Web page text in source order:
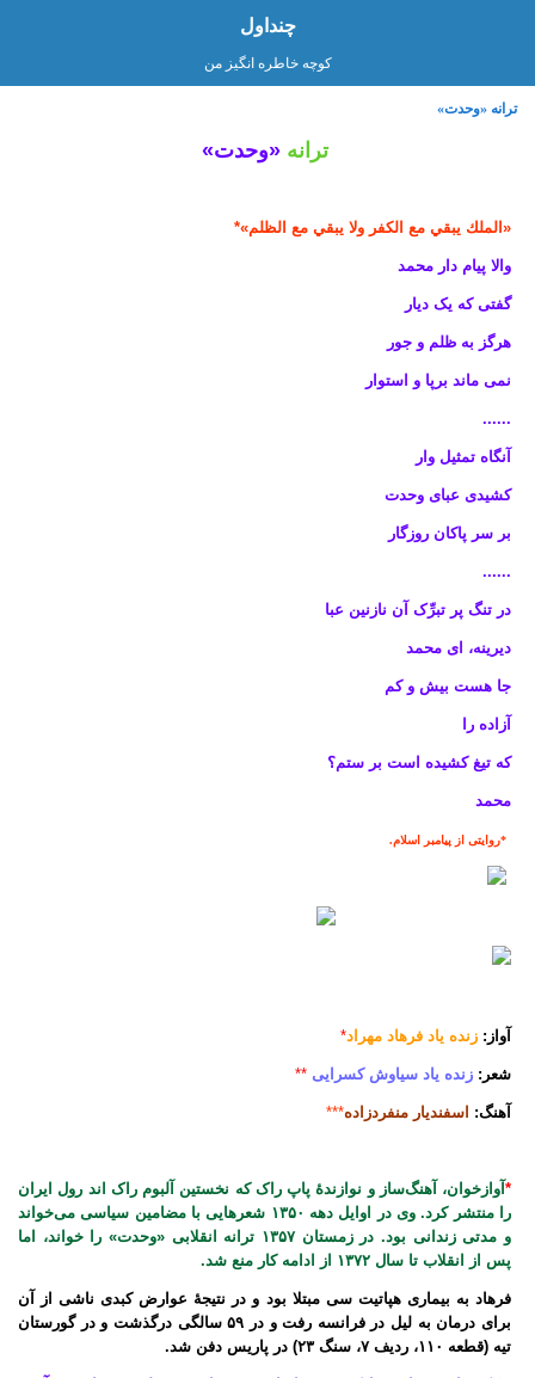
چنداول
کوچه خاطره انگیز من
ترانه «وحدت»
ترانه «وحدت»
«الملك يبقي مع الكفر ولا يبقي مع الظلم»*
والا پیام دار محمد
گفتی که یک دیار
هرگز به ظلم و جور
نمی ماند برپا و استوار
......
آنگاه تمثیل وار
کشیدی عبای وحدت
بر سر پاکان روزگار
......
در تنگ پر تبرِّک آن نازنین عبا
دیرینه، ای محمد
جا هست بیش و کم
آزاده را
که تیغ کشیده است بر ستم؟
محمد
*روایتی از پیامبر اسلام.
آواز: زنده یاد فرهاد مهراد*
شعر: زنده یاد سیاوش کسرایی **
آهنگ: اسفندیار منفردزاده***
* آوازخوان، آهنگ‌ساز و نوازندهٔ پاپ راک که نخستین آلبوم راک اند رول ایران
را منتشر کرد. وی در اوایل دهه ۱۳۵۰ شعرهایی با مضامین سیاسی می‌خواند
و مدتی زندانی بود. در زمستان ۱۳۵۷ ترانه انقلابی «وحدت» را خواند، اما
پس از انقلاب تا سال ۱۳۷۲ از ادامه کار منع شد
.
فرهاد به بیماری هپاتیت سی مبتلا بود و در نتیجهٔ عوارض کبدی ناشی از آن
برای درمان به لیل در فرانسه رفت و در ۵۹ سالگی درگذشت و در گورستان
تیه (قطعه ۱۱۰، ردیف ۷، سنگ ۲۳) در پاریس دفن شد
.